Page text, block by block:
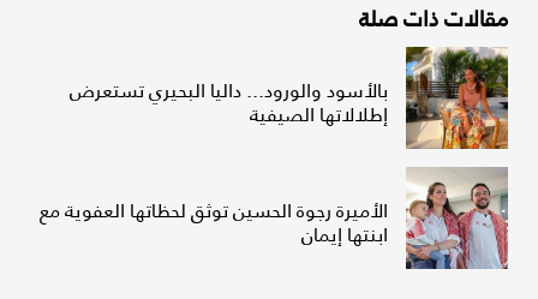
مقالات ذات صلة
بالأسود والورود... داليا البحيري تستعرض
إطلالاتها الصيفية
الأميرة رجوة الحسين توثق لحظاتها العفوية مع
ابنتها إيمان